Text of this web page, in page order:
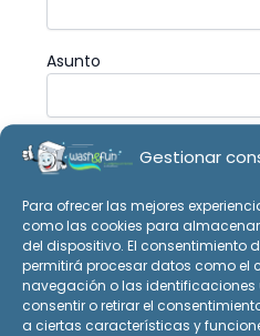
Gestionar
Para ofrecer las mejores
como las cookies para
del dispositivo. El consentimiento
permitirá procesar datos como el
navegación o las identificaciones
consentir o retirar el
a ciertas características y
Asunto
Tu mensaje (opcional)